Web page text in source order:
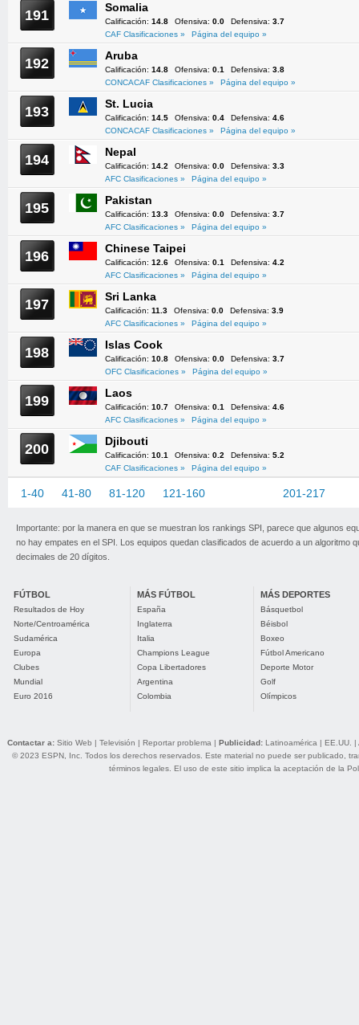
191 Somalia
Calificación: 14.8 Ofensiva: 0.0 Defensiva: 3.7
CAF Clasificaciones »
Página del equipo »
192 Aruba
Calificación: 14.8 Ofensiva: 0.1 Defensiva: 3.8
CONCACAF Clasificaciones »
Página del equipo »
193 St. Lucia
Calificación: 14.5 Ofensiva: 0.4 Defensiva: 4.6
CONCACAF Clasificaciones »
Página del equipo »
194 Nepal
Calificación: 14.2 Ofensiva: 0.0 Defensiva: 3.3
AFC Clasificaciones »
Página del equipo »
195 Pakistan
Calificación: 13.3 Ofensiva: 0.0 Defensiva: 3.7
AFC Clasificaciones »
Página del equipo »
196 Chinese Taipei
Calificación: 12.6 Ofensiva: 0.1 Defensiva: 4.2
AFC Clasificaciones »
Página del equipo »
197 Sri Lanka
Calificación: 11.3 Ofensiva: 0.0 Defensiva: 3.9
AFC Clasificaciones »
Página del equipo »
198 Islas Cook
Calificación: 10.8 Ofensiva: 0.0 Defensiva: 3.7
OFC Clasificaciones »
Página del equipo »
199 Laos
Calificación: 10.7 Ofensiva: 0.1 Defensiva: 4.6
AFC Clasificaciones »
Página del equipo »
200 Djibouti
Calificación: 10.1 Ofensiva: 0.2 Defensiva: 5.2
CAF Clasificaciones »
Página del equipo »
1-40 41-80 81-120 121-160 201-217
Importante: por la manera en que se muestran los rankings SPI, parece que algunos
no hay empates en el SPI. Los equipos quedan clasificados de acuerdo a un algoritmo
decimales de 20 dígitos.
FÚTBOL
Resultados de Hoy
Norte/Centroamérica
Sudamérica
Europa
Clubes
Mundial
Euro 2016
MÁS FÚTBOL
España
Inglaterra
Italia
Champions League
Copa Libertadores
Argentina
Colombia
MÁS DEPORTES
Básquetbol
Béisbol
Boxeo
Fútbol Americano
Deporte Motor
Golf
Olímpicos
Contactar a: Sitio Web | Televisión | Reportar problema | Publicidad: Latinoamérica | EE.UU. |
© 2023 ESPN, Inc. Todos los derechos reservados. Este material no puede ser publicado,
términos legales. El uso de este sitio implica la aceptación de la